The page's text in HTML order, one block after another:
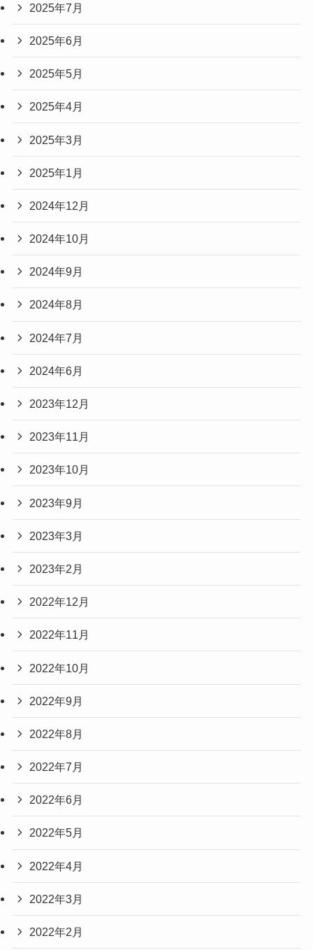
2025年7月
2025年6月
2025年5月
2025年4月
2025年3月
2025年1月
2024年12月
2024年10月
2024年9月
2024年8月
2024年7月
2024年6月
2023年12月
2023年11月
2023年10月
2023年9月
2023年3月
2023年2月
2022年12月
2022年11月
2022年10月
2022年9月
2022年8月
2022年7月
2022年6月
2022年5月
2022年4月
2022年3月
2022年2月